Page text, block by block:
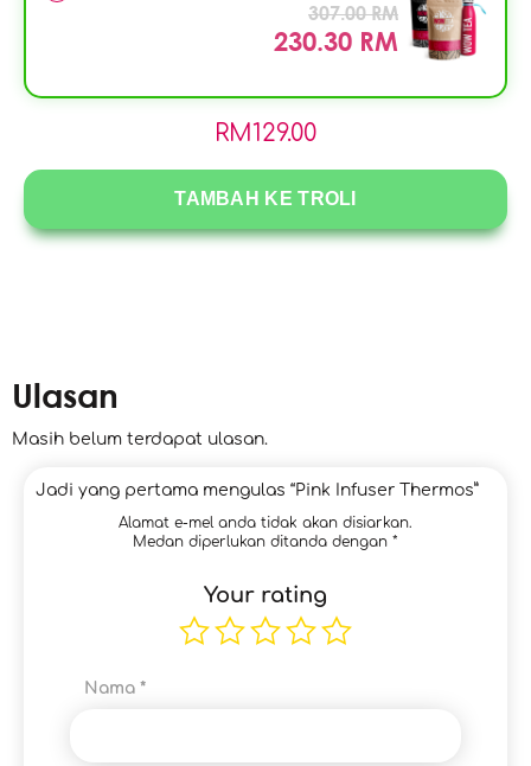
307.00 RM
230.30 RM
RM129.00
TAMBAH KE TROLI
Ulasan
Masih belum terdapat ulasan.
Jadi yang pertama mengulas “Pink Infuser Thermos”
Alamat e-mel anda tidak akan disiarkan.
Medan diperlukan ditanda dengan *
Your rating
Nama *